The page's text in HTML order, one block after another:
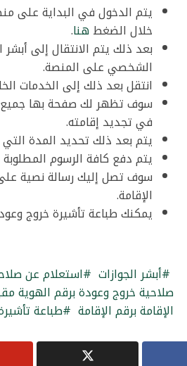
يتم الدخول في البداية على
خلال الضغط هنا.
بعد ذلك يتم الانتقال إلى
الشخصي على المنصة.
انتقل بعد ذلك إلى الخدمات
سوف تظهر لك صفحة بها جميع
في تجديد إقامته.
يتم بعد ذلك تحديد المدة
يتم دفع كافة الرسوم
سوف تصل إليك رسالة نصية
الإقامة.
يمكنك طباعة تأشيرة خروج
أبشر الجوازات استعلام عن
صلاحية خروج وعودة برقم الهوية
الإقامة برقم الإقامة
طباعة